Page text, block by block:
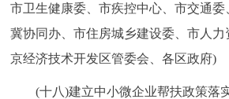
市卫生健康委、市疾控中心、市交通
冀协同办、市住房城乡建设委、市人
京经济技术开发区管委会、各区政府)
(十八)建立中小微企业帮扶政策落